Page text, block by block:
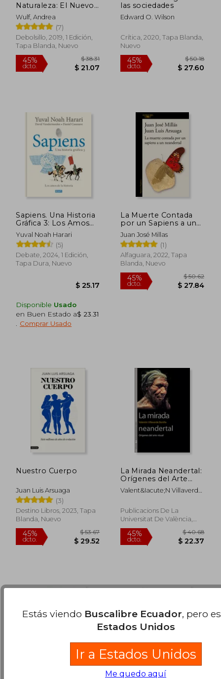
45%
dcto.
$ 215.76
$ 118.67
45%
dcto. $
Naturaleza: El Nuevo
Mundo de Alexander
von Humboldt
Wulf, Andrea
(7)
Debolsillo, 2019, 1 Edición,
Tapa Blanda, Nuevo
dcto.
las sociedades
Edward O. Wilson
Crítica, 2020, Tapa Blanda,
Nuevo
dcto. $
Sapiens. Una Historia
Gráfica 3: Los Amos
de la Historia /
Sapiens. A Graphic hi
Story 3: The Masters
of History
Yuval Noah Harari
(5)
Debate, 2024, 1 Edición,
Tapa Dura, Nuevo
Disponible Usado
en Buen Estado a$ 23.31
Comprar Usado
La Muerte Contada
por un Sapiens a un
Neandertal
Juan José Millas
(1)
Alfaguara, 2022, Tapa
Blanda, Nuevo
Nuestro Cuerpo
Juan Luis Arsuaga
(3)
Destino Libros, 2023, Tapa
Blanda, Nuevo
La Mirada Neandertal:
Orígenes del Arte
Visual: 32 (Sin
Fronteras)
Valent&Iacute;N Villaverde
Publicacions De La
Universitat De València,
2020, Tapa Blanda, Nuevo
Estás viendo Buscalibre Ecuador, pero
Estados Unidos
Ir a Estados Unidos
Me quedo aquí